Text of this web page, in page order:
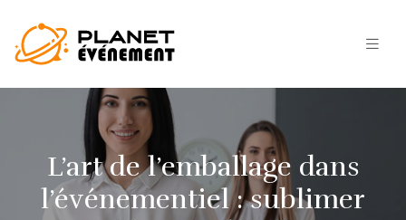
L’art de l’emballage dans
l’événementiel : sublimer